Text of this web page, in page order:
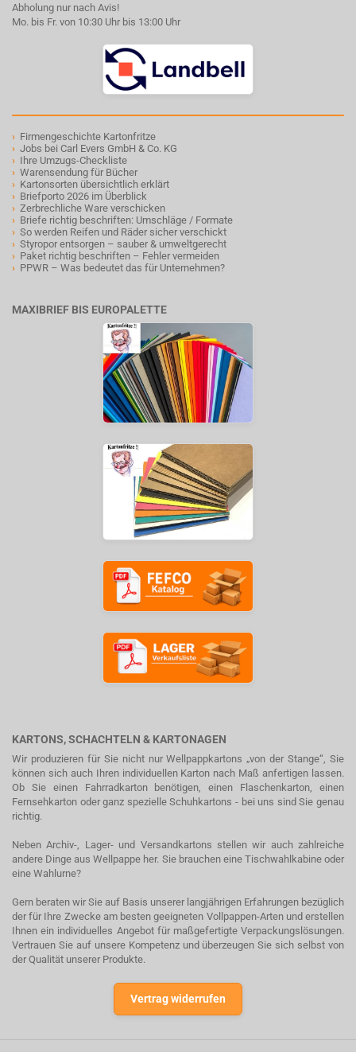
Abholung nur nach Avis!
Mo. bis Fr. von 10:30 Uhr bis 13:00 Uhr
› Firmengeschichte Kartonfritze
› Jobs bei Carl Evers GmbH & Co. KG
› Ihre Umzugs-Checkliste
› Warensendung für Bücher
› Kartonsorten übersichtlich erklärt
› Briefporto 2026 im Überblick
› Zerbrechliche Ware verschicken
› Briefe richtig beschriften: Umschläge / Formate
› So werden Reifen und Räder sicher verschickt
› Styropor entsorgen – sauber & umweltgerecht
› Paket richtig beschriften – Fehler vermeiden
› PPWR – Was bedeutet das für Unternehmen?
MAXIBRIEF BIS EUROPALETTE
KARTONS, SCHACHTELN & KARTONAGEN
Wir produzieren für Sie nicht nur Wellpappkartons „von der Stange“, Sie
können sich auch Ihren individuellen Karton nach Maß anfertigen lassen.
Ob Sie einen Fahrradkarton benötigen, einen Flaschenkarton, einen
Fernsehkarton oder ganz spezielle Schuhkartons - bei uns sind Sie genau
richtig.
Neben Archiv-, Lager- und Versandkartons stellen wir auch zahlreiche
andere Dinge aus Wellpappe her. Sie brauchen eine Tischwahlkabine oder
eine Wahlurne?
Gern beraten wir Sie auf Basis unserer langjährigen Erfahrungen bezüglich
der für Ihre Zwecke am besten geeigneten Vollpappen-Arten und erstellen
Ihnen ein individuelles Angebot für maßgefertigte Verpackungslösungen.
Vertrauen Sie auf unsere Kompetenz und überzeugen Sie sich selbst von
der Qualität unserer Produkte.
Vertrag widerrufen